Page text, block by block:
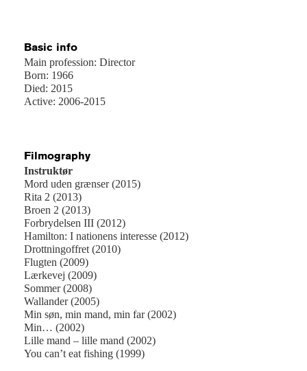
Basic info
Main profession: Director
Born: 1966
Died: 2015
Active: 2006-2015
Filmography
Instruktør
Mord uden grænser (2015)
Rita 2 (2013)
Broen 2 (2013)
Forbrydelsen III (2012)
Hamilton: I nationens interesse (2012)
Drottningoffret (2010)
Flugten (2009)
Lærkevej (2009)
Sommer (2008)
Wallander (2005)
Min søn, min mand, min far (2002)
Min… (2002)
Lille mand – lille mand (2002)
You can’t eat fishing (1999)